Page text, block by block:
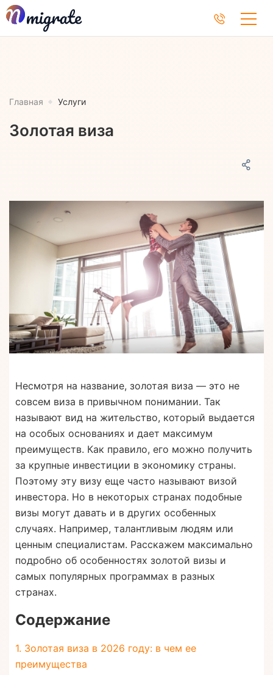
Главная Услуги
Золотая виза
Несмотря на название, золотая виза — это не
совсем виза в привычном понимании. Так
называют вид на жительство, который выдается
на особых основаниях и дает максимум
преимуществ. Как правило, его можно получить
за крупные инвестиции в экономику страны.
Поэтому эту визу еще часто называют визой
инвестора. Но в некоторых странах подобные
визы могут давать и в других особенных
случаях. Например, талантливым людям или
ценным специалистам. Расскажем максимально
подробно об особенностях золотой визы и
самых популярных программах в разных
странах.
Содержание
1. Золотая виза в 2026 году: в чем ее
преимущества